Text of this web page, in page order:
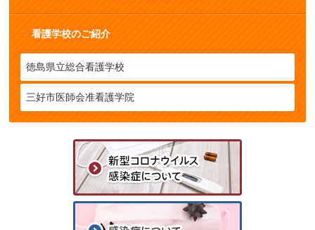
看護学校のご紹介
徳島県立総合看護学校
三好市医師会准看護学院